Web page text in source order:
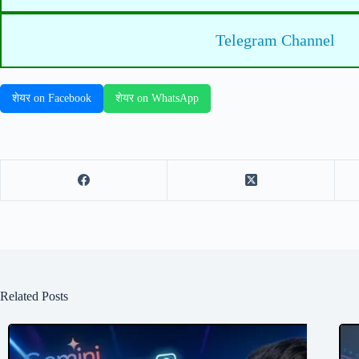
Telegram Channel
शेयर on Facebook शेयर on WhatsApp
Related Posts